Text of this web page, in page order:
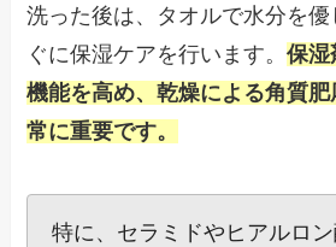
洗った後は、タオルで水分を
ぐに保湿ケアを行います。保湿
機能を高め、乾燥による角質
常に重要です。
特に、セラミドやヒアルロ